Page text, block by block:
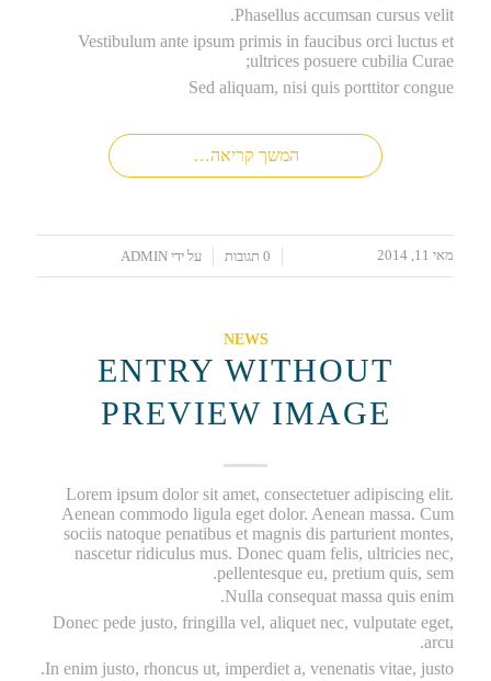
Phasellus accumsan cursus velit.
Vestibulum ante ipsum primis in faucibus orci luctus et
ultrices posuere cubilia Curae;
Sed aliquam, nisi quis porttitor congue
המשך קריאה…
מאי 11, 2014 0 תגובות על ידי ADMIN
NEWS
ENTRY WITHOUT
PREVIEW IMAGE
Lorem ipsum dolor sit amet, consectetuer adipiscing elit.
Aenean commodo ligula eget dolor. Aenean massa. Cum
sociis natoque penatibus et magnis dis parturient montes,
nascetur ridiculus mus. Donec quam felis, ultricies nec,
pellentesque eu, pretium quis, sem.
Nulla consequat massa quis enim.
Donec pede justo, fringilla vel, aliquet nec, vulputate eget,
arcu.
In enim justo, rhoncus ut, imperdiet a, venenatis vitae, justo.